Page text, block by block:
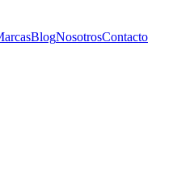
BlogNosotrosContacto